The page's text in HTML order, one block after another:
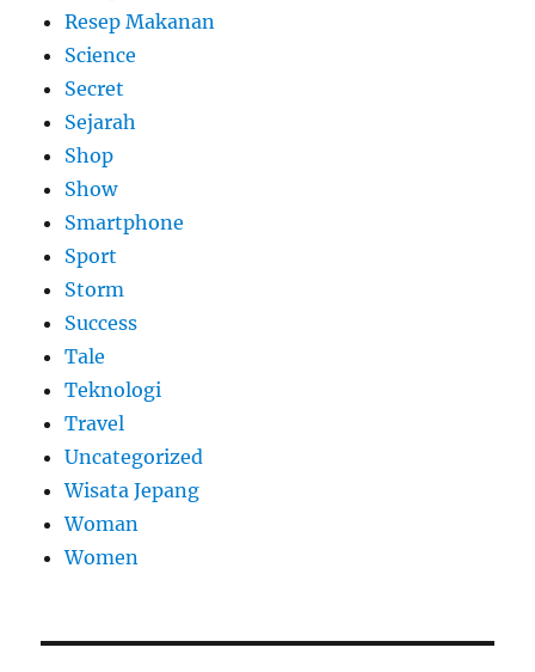
Resep Makanan
Science
Secret
Sejarah
Shop
Show
Smartphone
Sport
Storm
Success
Tale
Teknologi
Travel
Uncategorized
Wisata Jepang
Woman
Women